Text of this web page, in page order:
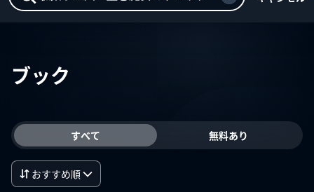
ブック
すべて 無料あり
おすすめ順